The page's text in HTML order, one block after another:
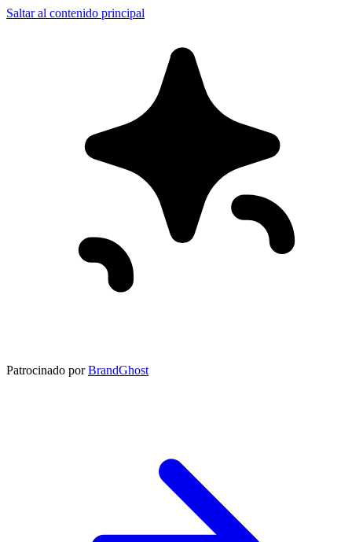
Saltar al contenido principal
Patrocinado por BrandGhost